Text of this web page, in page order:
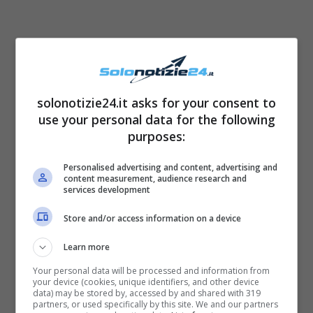
Fonte: web
Riccardo Scamarcio, protagonisti della
commediaQuasi orfano, firmata da Umberto
solonotizie24.it asks for your consent to
use your personal data for the following
purposes:
Personalised advertising and content, advertising and
content measurement, audience research and
services development
Store and/or access information on a device
Learn more
Your personal data will be processed and information from
your device (cookies, unique identifiers, and other device
data) may be stored by, accessed by and shared with 319
partners, or used specifically by this site. We and our partners